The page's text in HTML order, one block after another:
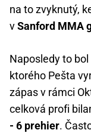
na to zvyknutý,
vSanford MMA
Naposledy to
ktorého Pešta
zápas v rámci
celková profi
- 6 prehier.